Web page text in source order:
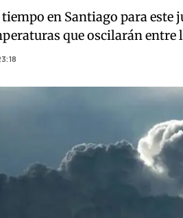
en Santiago para
que oscilarán entre